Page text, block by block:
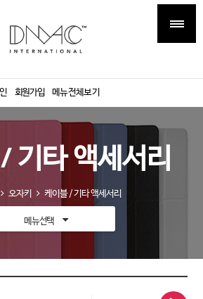
회원가입 메뉴전체보기
기타 액세서리
오자키 케이블 / 기타 액세서리
메뉴선택